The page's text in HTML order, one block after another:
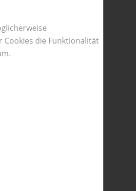
Cookies die Funktionalität